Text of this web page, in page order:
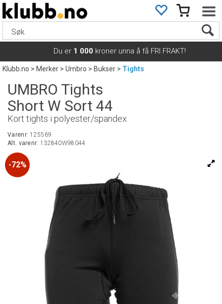
Du er 1 000 kroner unna å få FRI FRAKT!
Klubb.no>Merker>Umbro>Bukser>Tights
UMBRO Tights
Short W Sort 44
Kort tights i polyester/spandex
Varenr:125569
Alt. varenr: 132840W98044
72%